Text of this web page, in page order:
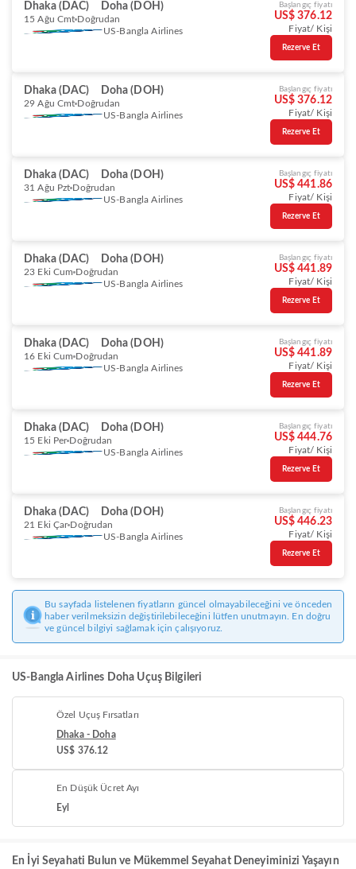
Dhaka (DAC) Doha (DOH)
15 Ağu Cmt Doğrudan
US-Bangla Airlines
Başlangıç fiyatı
US$ 376.12
Fiyat/ Kişi
Rezerve Et
Dhaka (DAC) Doha (DOH)
29 Ağu Cmt Doğrudan
US-Bangla Airlines
Başlangıç fiyatı
US$ 376.12
Fiyat/ Kişi
Rezerve Et
Dhaka (DAC) Doha (DOH)
31 Ağu Pzt Doğrudan
US-Bangla Airlines
Başlangıç fiyatı
US$ 441.86
Fiyat/ Kişi
Rezerve Et
Dhaka (DAC) Doha (DOH)
23 Eki Cum Doğrudan
US-Bangla Airlines
Başlangıç fiyatı
US$ 441.89
Fiyat/ Kişi
Rezerve Et
Dhaka (DAC) Doha (DOH)
16 Eki Cum Doğrudan
US-Bangla Airlines
Başlangıç fiyatı
US$ 441.89
Fiyat/ Kişi
Rezerve Et
Dhaka (DAC) Doha (DOH)
15 Eki Per Doğrudan
US-Bangla Airlines
Başlangıç fiyatı
US$ 444.76
Fiyat/ Kişi
Rezerve Et
Dhaka (DAC) Doha (DOH)
21 Eki Çar Doğrudan
US-Bangla Airlines
Başlangıç fiyatı
US$ 446.23
Fiyat/ Kişi
Rezerve Et
Bu sayfada listelenen fiyatların güncel olmayabileceğini ve önceden
haber verilmeksizin değiştirilebileceğini lütfen unutmayın. En doğru
ve güncel bilgiyi sağlamak için çalışıyoruz.
US-Bangla Airlines Doha Uçuş Bilgileri
Özel Uçuş Fırsatları
Dhaka - Doha
US$ 376.12
En Düşük Ücret Ayı
Eyl
En İyi Seyahati Bulun ve Mükemmel Seyahat Deneyiminizi Yaşayın